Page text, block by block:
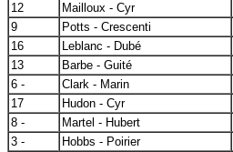
12
Mailloux - Cyr
9
Potts - Crescenti
16
Leblanc - Dubé
13
Barbe - Guité
6 -
Clark - Marin
17
Hudon - Cyr
8 -
Martel - Hubert
3 -
Hobbs - Poirier